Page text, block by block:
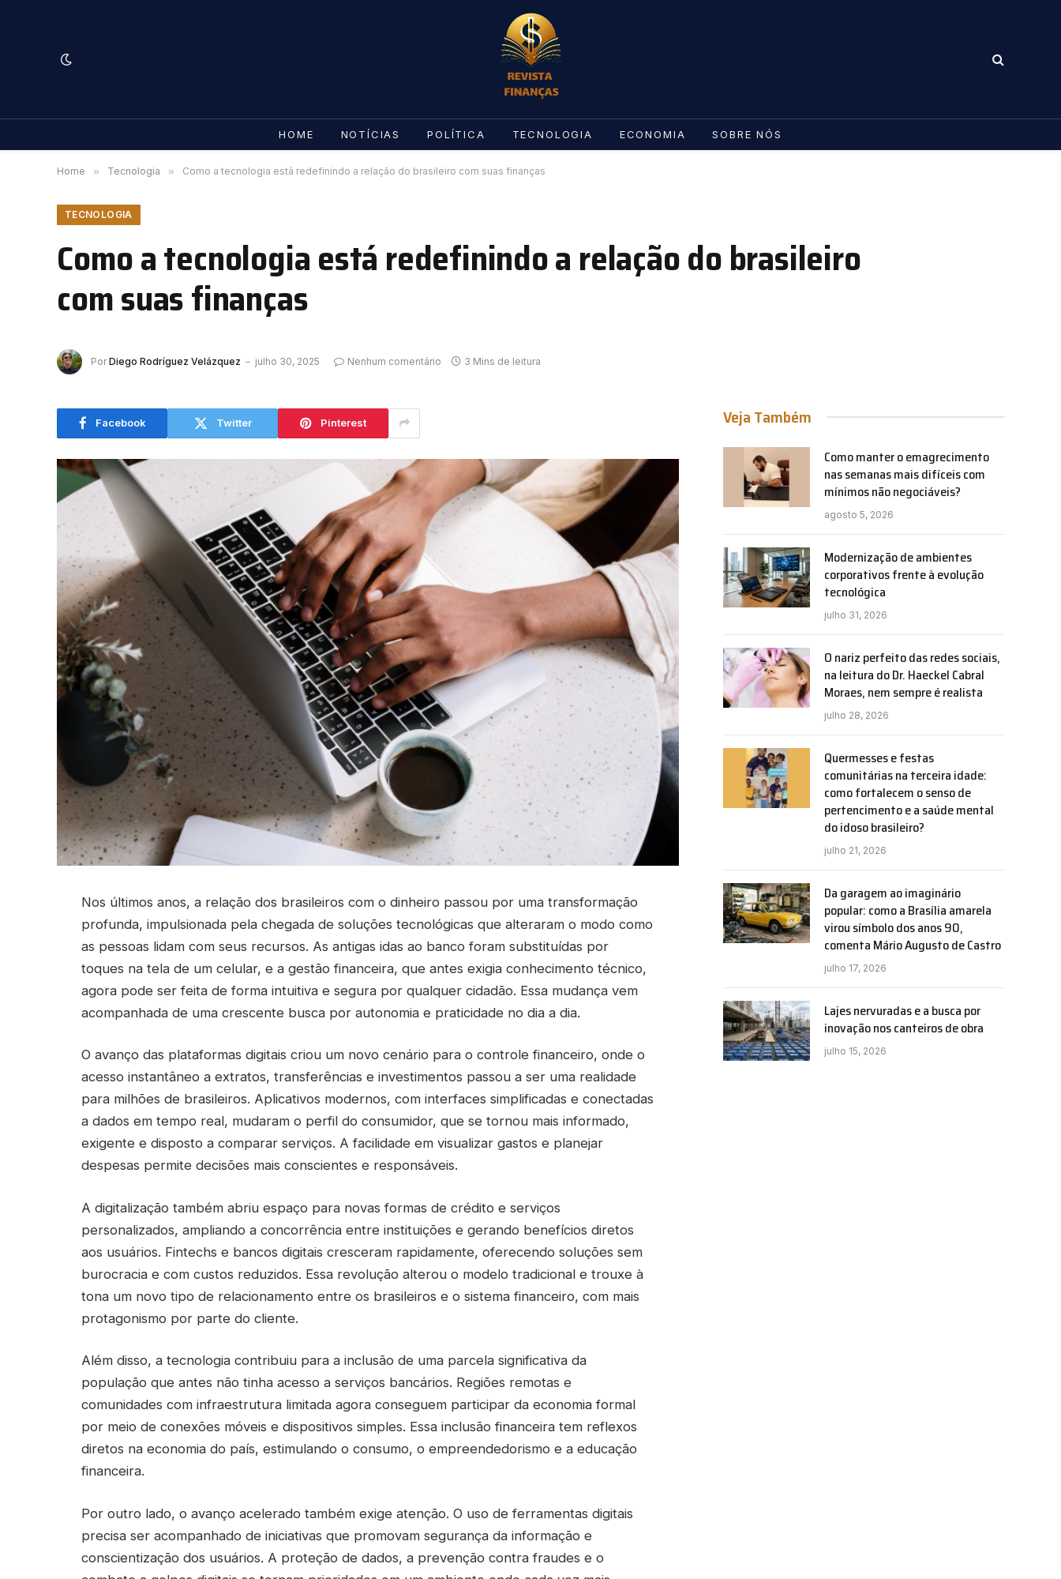
HOME NOTÍCIAS POLÍTICA TECNOLOGIA ECONOMIA SOBRE NÓS
Home » Tecnologia » Como a tecnologia está redefinindo a relação do brasileiro com suas finanças
TECNOLOGIA
Como a tecnologia está redefinindo a relação do brasileiro
com suas finanças
Por Diego Rodríguez Velázquez julho 30, 2025 Nenhum comentário 3 Mins de leitura
Facebook Twitter Pinterest
Nos últimos anos, a relação dos brasileiros com o dinheiro passou por uma transformação
profunda, impulsionada pela chegada de soluções tecnológicas que alteraram o modo como
as pessoas lidam com seus recursos. As antigas idas ao banco foram substituídas por
toques na tela de um celular, e a gestão financeira, que antes exigia conhecimento técnico,
agora pode ser feita de forma intuitiva e segura por qualquer cidadão. Essa mudança vem
acompanhada de uma crescente busca por autonomia e praticidade no dia a dia.
O avanço das plataformas digitais criou um novo cenário para o controle financeiro, onde o
acesso instantâneo a extratos, transferências e investimentos passou a ser uma realidade
para milhões de brasileiros. Aplicativos modernos, com interfaces simplificadas e conectadas
a dados em tempo real, mudaram o perfil do consumidor, que se tornou mais informado,
exigente e disposto a comparar serviços. A facilidade em visualizar gastos e planejar
despesas permite decisões mais conscientes e responsáveis.
A digitalização também abriu espaço para novas formas de crédito e serviços
personalizados, ampliando a concorrência entre instituições e gerando benefícios diretos
aos usuários. Fintechs e bancos digitais cresceram rapidamente, oferecendo soluções sem
burocracia e com custos reduzidos. Essa revolução alterou o modelo tradicional e trouxe à
tona um novo tipo de relacionamento entre os brasileiros e o sistema financeiro, com mais
protagonismo por parte do cliente.
Além disso, a tecnologia contribuiu para a inclusão de uma parcela significativa da
população que antes não tinha acesso a serviços bancários. Regiões remotas e
comunidades com infraestrutura limitada agora conseguem participar da economia formal
por meio de conexões móveis e dispositivos simples. Essa inclusão financeira tem reflexos
diretos na economia do país, estimulando o consumo, o empreendedorismo e a educação
financeira.
Por outro lado, o avanço acelerado também exige atenção. O uso de ferramentas digitais
precisa ser acompanhado de iniciativas que promovam segurança da informação e
conscientização dos usuários. A proteção de dados, a prevenção contra fraudes e o
Veja Também
Como manter o emagrecimento
nas semanas mais difíceis com
mínimos não negociáveis?
agosto 5, 2026
Modernização de ambientes
corporativos frente à evolução
tecnológica
julho 31, 2026
O nariz perfeito das redes sociais,
na leitura do Dr. Haeckel Cabral
Moraes, nem sempre é realista
julho 28, 2026
Quermesses e festas
comunitárias na terceira idade:
como fortalecem o senso de
pertencimento e a saúde mental
do idoso brasileiro?
julho 21, 2026
Da garagem ao imaginário
popular: como a Brasília amarela
virou símbolo dos anos 90,
comenta Mário Augusto de Castro
julho 17, 2026
Lajes nervuradas e a busca por
inovação nos canteiros de obra
julho 15, 2026